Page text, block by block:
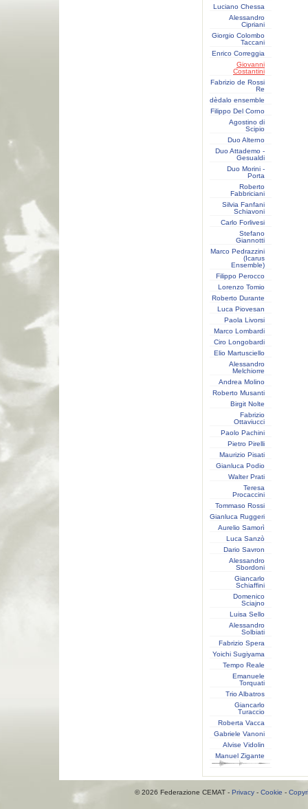
Luciano Chessa
Alessandro
Cipriani
Giorgio Colombo
Taccani
Enrico Correggia
Giovanni
Costantini
Fabrizio de Rossi
Re
dèdalo ensemble
Filippo Del Corno
Agostino di
Scipio
Duo Alterno
Duo Attademo -
Gesualdi
Duo Morini -
Porta
Roberto
Fabbriciani
Silvia Fanfani
Schiavoni
Carlo Forlivesi
Stefano
Giannotti
Marco Pedrazzini
(Icarus
Ensemble)
Filippo Perocco
Lorenzo Tomio
Roberto Durante
Luca Piovesan
Paola Livorsi
Marco Lombardi
Ciro Longobardi
Elio Martusciello
Alessandro
Melchiorre
Andrea Molino
Roberto Musanti
Birgit Nolte
Fabrizio
Ottaviucci
Paolo Pachini
Pietro Pirelli
Maurizio Pisati
Gianluca Podio
Walter Prati
Teresa
Procaccini
Tommaso Rossi
Gianluca Ruggeri
Aurelio Samorì
Luca Sanzò
Dario Savron
Alessandro
Sbordoni
Giancarlo
Schiaffini
Domenico
Sciajno
Luisa Sello
Alessandro
Solbiati
Fabrizio Spera
Yoichi Sugiyama
Tempo Reale
Emanuele
Torquati
Trio Albatros
Giancarlo
Turaccio
Roberta Vacca
Gabriele Vanoni
Alvise Vidolin
Manuel Zigante
© 2026 Federazione CEMAT - Privacy- Cookie -